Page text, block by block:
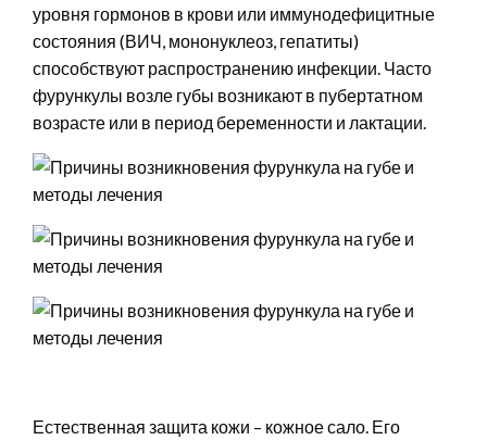
уровня гормонов в крови или иммунодефицитные
состояния (ВИЧ, мононуклеоз, гепатиты)
способствуют распространению инфекции. Часто
фурункулы возле губы возникают в пубертатном
возрасте или в период беременности и лактации.
Естественная защита кожи – кожное сало. Его